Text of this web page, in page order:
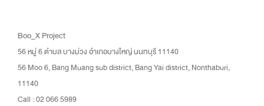
Boo_X Project
56 หมู่ 6 ตำบล บางม่วง อำเภอบางใหญ่ นนทบุรี 11140
56 Moo 6, Bang Muang sub district, Bang Yai district, Nonthaburi,
11140
Call : 02 066 5989